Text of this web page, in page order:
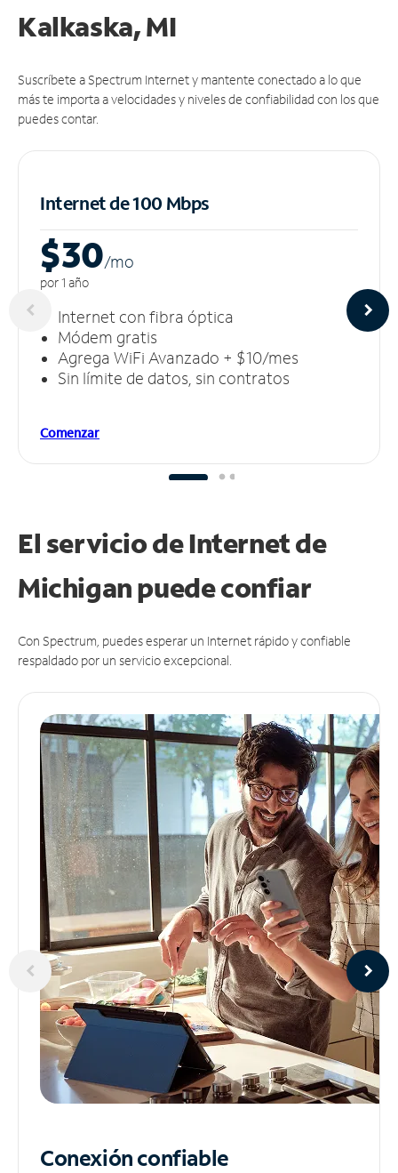
Kalkaska, MI
Suscríbete a Spectrum Internet y mantente conectado a lo que
más te importa a velocidades y niveles de confiabilidad con los que
puedes contar.
Internet de 100 Mbps
$30/mo
por 1 año
Internet con fibra óptica
Módem gratis
Agrega WiFi Avanzado + $10/mes
Sin límite de datos, sin contratos
Comenzar
El servicio de Internet de
Michigan puedeconfiar
Con Spectrum, puedes esperar un Internet rápido y confiable
respaldado por un servicio excepcional.
Conexión confiable